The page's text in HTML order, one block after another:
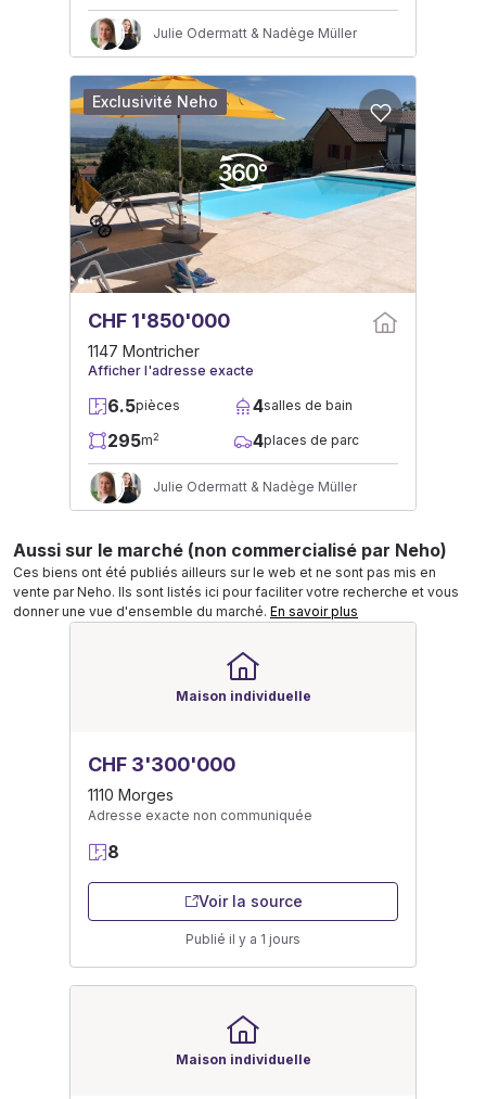
Julie Odermatt & Nadège Müller
CHF 1'850'000
1147 Montricher
Afficher l'adresse exacte
6.5pièces 4salles de bain
295m2 4places de parc
Julie Odermatt & Nadège Müller
Exclusivité Neho
Aussi sur le marché (non commercialisé par Neho)
Ces biens ont été publiés ailleurs sur le web et ne sont pas mis en
vente par Neho. Ils sont listés ici pour faciliter votre recherche et vous
donner une vue d'ensemble du marché. En savoir plus
Maison individuelle
CHF 3'300'000
1110 Morges
Adresse exacte non communiquée
8
Voir la source
Publié il y a 1 jours
Maison individuelle